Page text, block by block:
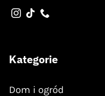
Kategorie
Dom i ogród